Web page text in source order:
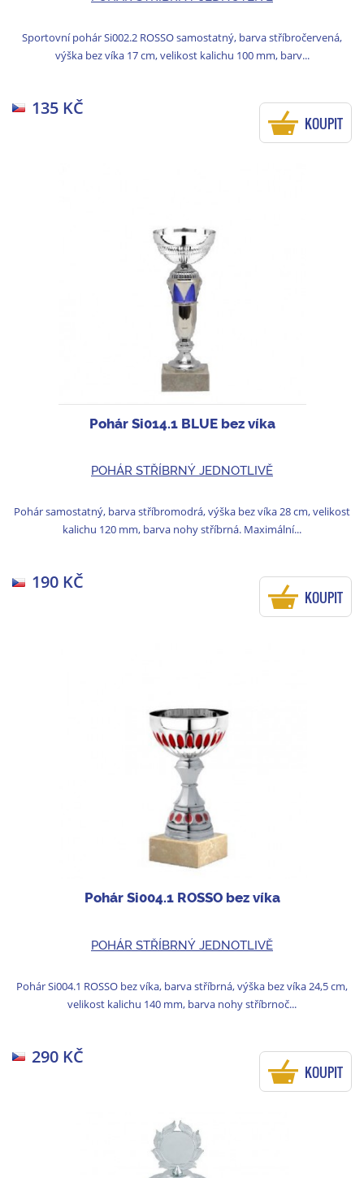
Sportovní pohár Si002.2 ROSSO samostatný, barva stříbročervená,
výška bez víka 17 cm, velikost kalichu 100 mm, barv...
135 KČ
KOUPIT
Pohár Si014.1 BLUE bez víka
POHÁR STŘÍBRNÝ JEDNOTLIVĚ
Pohár samostatný, barva stříbromodrá, výška bez víka 28 cm, velikost
kalichu 120 mm, barva nohy stříbrná. Maximální...
190 KČ
KOUPIT
Pohár Si004.1 ROSSO bez víka
POHÁR STŘÍBRNÝ JEDNOTLIVĚ
Pohár Si004.1 ROSSO bez víka, barva stříbrná, výška bez víka 24,5 cm,
velikost kalichu 140 mm, barva nohy stříbrnoč...
290 KČ
KOUPIT